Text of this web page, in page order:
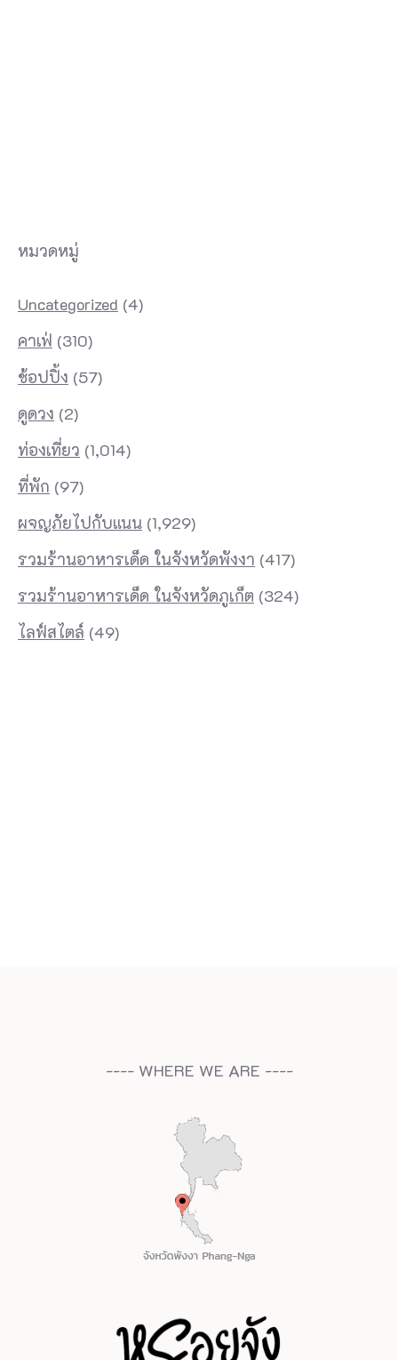
หมวดหมู่
Uncategorized (4)
คาเฟ่ (310)
ช้อปปิ้ง (57)
ดูดวง (2)
ท่องเที่ยว (1,014)
ที่พัก (97)
ผจญภัยไปกับแนน (1,929)
รวมร้านอาหารเด็ด ในจังหวัดพังงา (417)
รวมร้านอาหารเด็ด ในจังหวัดภูเก็ต (324)
ไลฟ์สไตล์ (49)
---- WHERE WE ARE ----